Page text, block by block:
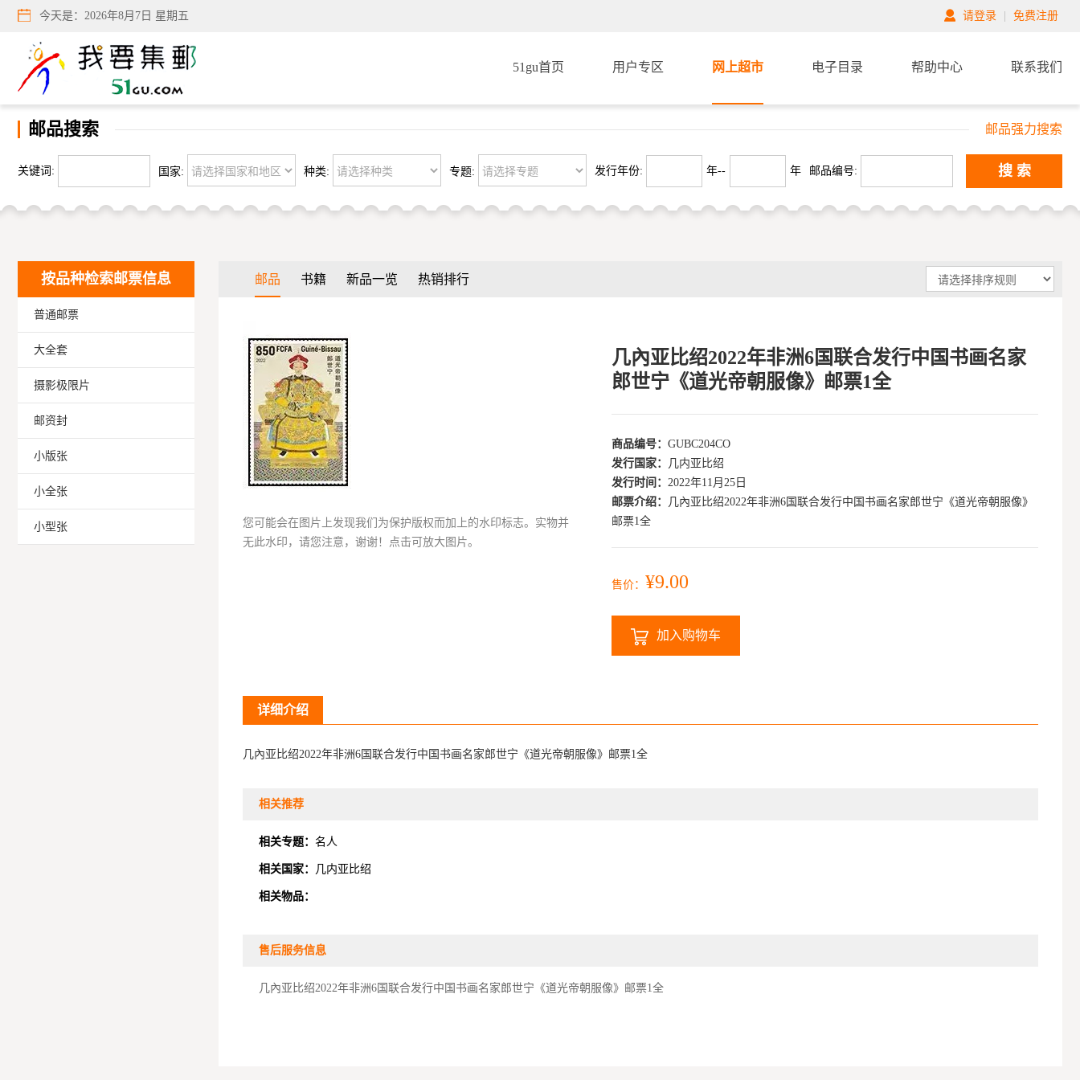
今天是： 2026年8月7日 星期五 请登录 免费注册
51gu首页 用户专区 网上超市 电子目录 帮助中心 联系我们
邮品搜索 邮品强力搜索
关键词: 国家: 种类: 专题: 发行年份: 年-- 年 邮品编号: 搜 索
按品种检索邮票信息
普通邮票
大全套
摄影极限片
邮资封
小版张
小全张
小型张
邮品 书籍 新品一览 热销排行
您可能会在图片上发现我们为保护版权而加上的水印标志。实物并
无此水印，请您注意，谢谢！点击可放大图片。
几內亚比绍2022年非洲6国联合发行中国书画名家
郎世宁《道光帝朝服像》邮票1全
商品编号：GUBC204CO
发行国家：
几内亚比绍
发行时间：2022年11月25日
邮票介绍：
几內亚比绍2022年非洲6国联合发行中国书画名家郎世宁《道光帝朝服像》
邮票1全
售价： ¥9.00
加入购物车
详细介绍
几內亚比绍2022年非洲6国联合发行中国书画名家郎世宁《道光帝朝服像》邮票1全
相关推荐
相关专题： 名人
相关国家： 几内亚比绍
相关物品：
售后服务信息
几內亚比绍2022年非洲6国联合发行中国书画名家郎世宁《道光帝朝服像》邮票1全